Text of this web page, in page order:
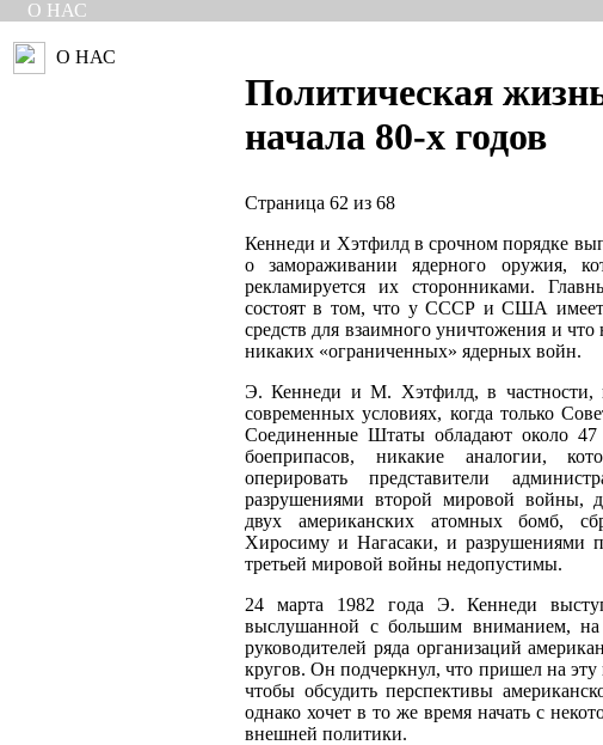
О НАС
О НАС
Политическая
начала 80-х годов
Страница 62 из 68
Кеннеди и Хэтфилд в срочном порядке
о замораживании ядерного оружия,
рекламируется их сторонниками.
состоят в том, что у СССР и США
средств для взаимного уничтожения и
никаких «ограниченных» ядерных войн.
Э. Кеннеди и М. Хэтфилд, в частности,
современных условиях, когда только
Соединенные Штаты обладают около
боеприпасов, никакие аналогии,
оперировать представители
разрушениями второй мировой войны,
двух американских атомных бомб,
Хиросиму и Нагасаки, и разрушениями
третьей мировой войны недопустимы.
24 марта 1982 года Э. Кеннеди
выслушанной с большим вниманием, на
руководителей ряда организаций
кругов. Он подчеркнул, что пришел на
чтобы обсудить перспективы
однако хочет в то же время начать с
внешней политики.